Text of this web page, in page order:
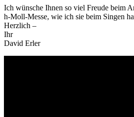
Ich wünsche Ihnen so viel Freude beim
h-Moll-Messe, wie ich sie beim Singen
Herzlich –
Ihr
David Erler